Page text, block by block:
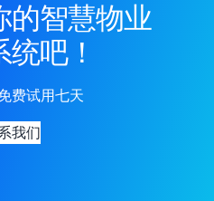
的智慧物业
吧！
费试用七天
我们